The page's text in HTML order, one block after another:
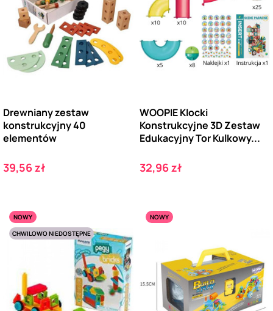
Drewniany zestaw
konstrukcyjny 40
elementów
Cena
39,56 zł
WOOPIE Klocki
Konstrukcyjne 3D Zestaw
Edukacyjny Tor Kulkowy...
Cena
32,96 zł
NOWY
CHWILOWO NIEDOSTĘPNE
NOWY